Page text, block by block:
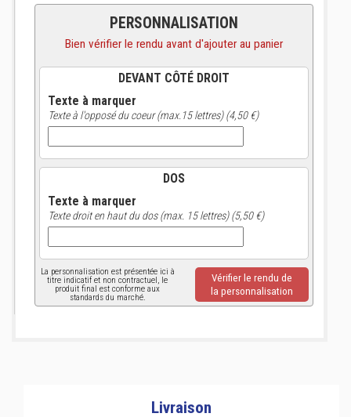
PERSONNALISATION
Bien vérifier le rendu avant d'ajouter au panier
DEVANT CÔTÉ DROIT
Texte à marquer
Texte à l'opposé du coeur (max.15 lettres) (4,50 €)
DOS
Texte à marquer
Texte droit en haut du dos (max. 15 lettres) (5,50 €)
La personnalisation est présentée ici à
titre indicatif et non contractuel, le
produit final est conforme aux
standards du marché.
Vérifier le rendu de
la personnalisation
Livraison